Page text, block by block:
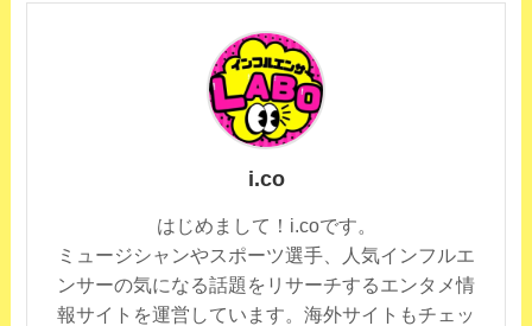
i.co
はじめまして！i.coです。
ミュージシャンやスポーツ選手、人気インフルエ
ンサーの気になる話題をリサーチするエンタメ情
報サイトを運営しています。海外サイトもチェッ